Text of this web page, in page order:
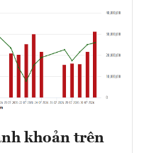
khoản trên